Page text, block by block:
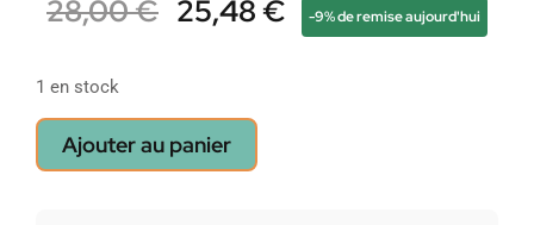
28,00€ 25,48€ -9% de remise aujourd'hui
1 en stock
Ajouter au panier